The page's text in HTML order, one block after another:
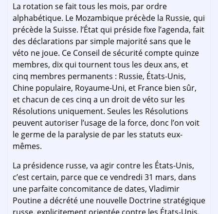
La rotation se fait tous les mois, par ordre
alphabétique. Le Mozambique précède la Russie, qui
précède la Suisse. l’État qui préside fixe l’agenda, fait
des déclarations par simple majorité sans que le
véto ne joue. Ce Conseil de sécurité compte quinze
membres, dix qui tournent tous les deux ans, et
cinq membres permanents : Russie, États-Unis,
Chine populaire, Royaume-Uni, et France bien sûr,
et chacun de ces cinq a un droit de véto sur les
Résolutions uniquement. Seules les Résolutions
peuvent autoriser l’usage de la force, donc l’on voit
le germe de la paralysie de par les statuts eux-
mêmes.
La présidence russe, va agir contre les États-Unis,
c’est certain, parce que ce vendredi 31 mars, dans
une parfaite concomitance de dates, Vladimir
Poutine a décrété une nouvelle Doctrine stratégique